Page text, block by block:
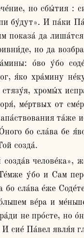
но сбы́тия :
бу́дут». И па́ки
показа́ да
но да
о́во у́бо
я́ко хра́мину
хромы́х
ме́ртвых от
та́же
бо сла́ва бе
созда́.
у́бо и Сам
сла́ва е́же
ве́ра и
не про́сте, но
сие́ Па́вел явля́я